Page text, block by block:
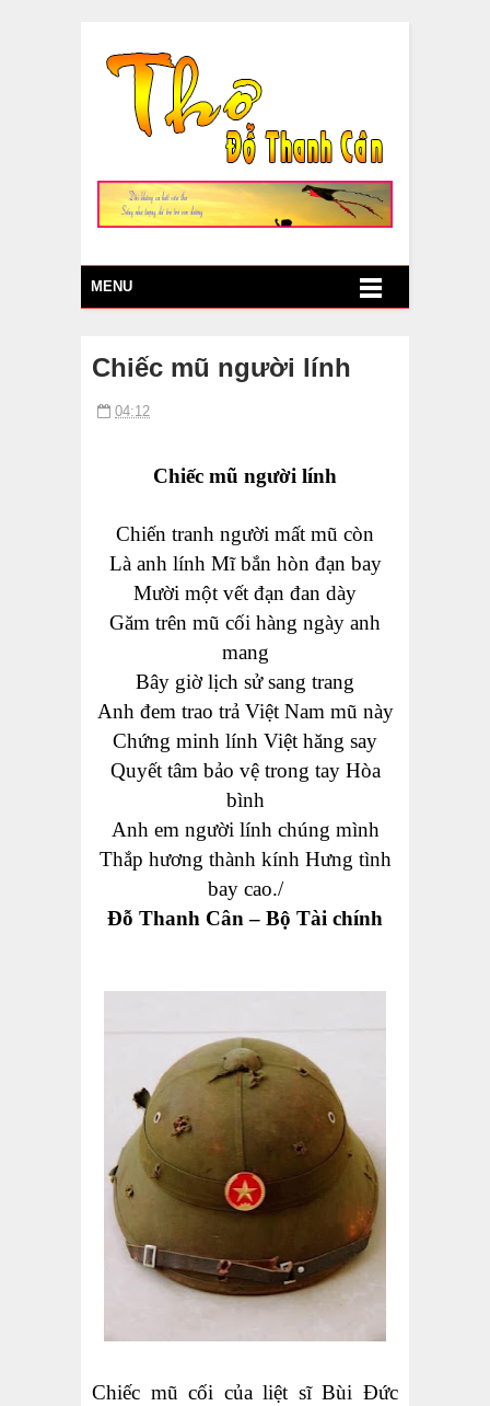
MENU
Chiếc mũ người lính
04:12
Chiếc mũ người lính
Chiến tranh người mất mũ còn
Là anh lính Mĩ bắn hòn đạn bay
Mười một vết đạn đan dày
Găm trên mũ cối hàng ngày anh
mang
Bây giờ lịch sử sang trang
Anh đem trao trả Việt Nam mũ này
Chứng minh lính Việt hăng say
Quyết tâm bảo vệ trong tay Hòa
bình
Anh em người lính chúng mình
Thắp hương thành kính Hưng tình
bay cao./
Đỗ Thanh Cân – Bộ Tài chính
Chiếc mũ cối của liệt sĩ Bùi Đức